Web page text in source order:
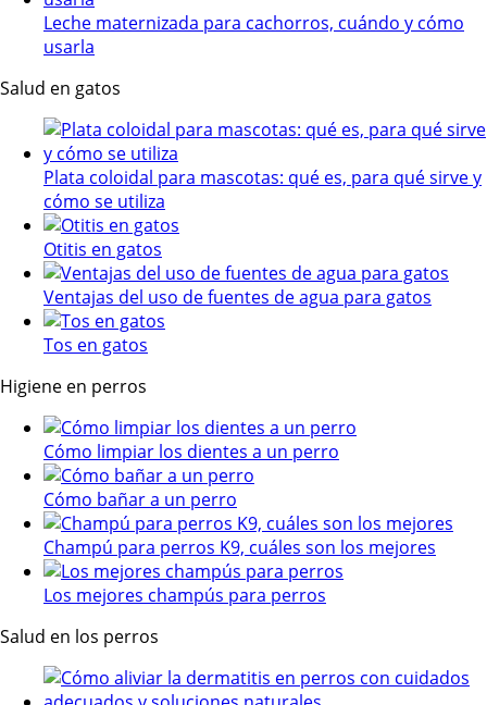
Leche maternizada para cachorros, cuándo y cómo
usarla
Salud en gatos
Plata coloidal para mascotas: qué es, para qué sirve y
cómo se utiliza
Otitis en gatos
Ventajas del uso de fuentes de agua para gatos
Tos en gatos
Higiene en perros
Cómo limpiar los dientes a un perro
Cómo bañar a un perro
Champú para perros K9, cuáles son los mejores
Los mejores champús para perros
Salud en los perros